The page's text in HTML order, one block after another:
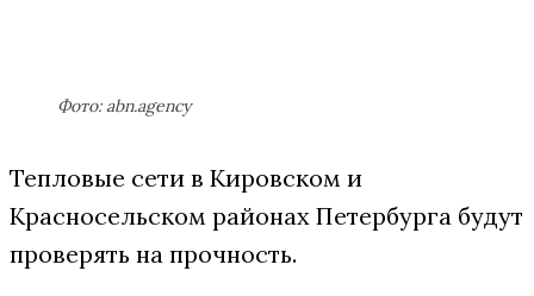
Фото: abn.agency
Тепловые сети в Кировском и
Красносельском районах Петербурга будут
проверять на прочность.